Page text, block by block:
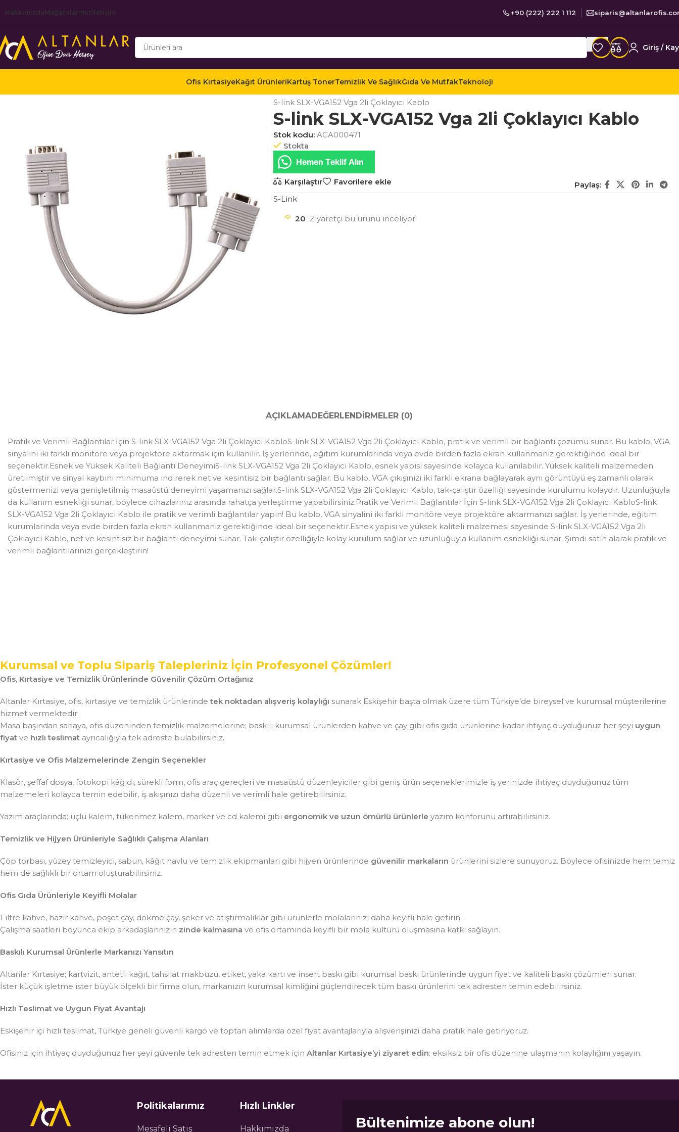
HakkımızdaMağazalarımız İletişim +90 (222) 222 1 112
Giriş /
Ofis KırtasiyeKağıt ÜrünleriKartuş TonerTemizlik Ve SağlıkGıda Ve MutfakTeknoloji
S-link SLX-VGA152 Vga 2li Çoklayıcı Kablo
S-link SLX-VGA152 Vga 2li Çoklayıcı Kablo
Stok kodu: ACA000471
Stokta
Hemen Teklif Alın
Karşılaştır Favorilere ekle
Paylaş:
S-Link
20 Ziyaretçi bu ürünü inceliyor!
AÇIKLAMADEĞERLENDIRMELER (0)
Pratik ve Verimli Bağlantılar İçin S-link SLX-VGA152 Vga 2li Çoklayıcı KabloS-link SLX-VGA152 Vga 2li Çoklayıcı Kablo, pratik ve verimli bir bağlantı çözümü sunar. Bu kablo, VGA
sinyalini iki farklı monitöre veya projektöre aktarmak için kullanılır. İş yerlerinde, eğitim kurumlarında veya evde birden fazla ekran kullanmanız gerektiğinde ideal bir
seçenektir.Esnek ve Yüksek Kaliteli Bağlantı DeneyimiS-link SLX-VGA152 Vga 2li Çoklayıcı Kablo, esnek yapısı sayesinde kolayca kullanılabilir. Yüksek kaliteli malzemeden
üretilmiştir ve sinyal kaybını minimuma indirerek net ve kesintisiz bir bağlantı sağlar. Bu kablo, VGA çıkışınızı iki farklı ekrana bağlayarak aynı görüntüyü eş zamanlı olarak
göstermenizi veya genişletilmiş masaüstü deneyimi yaşamanızı sağlar.S-link SLX-VGA152 Vga 2li Çoklayıcı Kablo, tak-çalıştır özelliği sayesinde kurulumu kolaydır. Uzunluğuyla
da kullanım esnekliği sunar, böylece cihazlarınız arasında rahatça yerleştirme yapabilirsiniz.Pratik ve Verimli Bağlantılar İçin S-link SLX-VGA152 Vga 2li Çoklayıcı KabloS-link
SLX-VGA152 Vga 2li Çoklayıcı Kablo ile pratik ve verimli bağlantılar yapın! Bu kablo, VGA sinyalini iki farklı monitöre veya projektöre aktarmanızı sağlar. İş yerlerinde, eğitim
kurumlarında veya evde birden fazla ekran kullanmanız gerektiğinde ideal bir seçenektir.Esnek yapısı ve yüksek kaliteli malzemesi sayesinde S-link SLX-VGA152 Vga 2li
Çoklayıcı Kablo, net ve kesintisiz bir bağlantı deneyimi sunar. Tak-çalıştır özelliğiyle kolay kurulum sağlar ve uzunluğuyla kullanım esnekliği sunar. Şimdi satın alarak pratik ve
verimli bağlantılarınızı gerçekleştirin!
Kurumsal ve Toplu Sipariş Talepleriniz İçin Profesyonel Çözümler!
Ofis, Kırtasiye ve Temizlik Ürünlerinde Güvenilir Çözüm Ortağınız
Altanlar Kırtasiye, ofis, kırtasiye ve temizlik ürünlerindetek noktadan alışveriş kolaylığı sunarak Eskişehir başta olmak üzere tüm Türkiye’de bireysel ve kurumsal müşterilerine
hizmet vermektedir.
Masa başından sahaya, ofis düzeninden temizlik malzemelerine; baskılı kurumsal ürünlerden kahve ve çay gibi ofis gıda ürünlerine kadar ihtiyaç duyduğunuz her şeyi uygun
fiyat ve hızlı teslimat ayrıcalığıyla tek adreste bulabilirsiniz.
Kırtasiye ve Ofis Malzemelerinde Zengin Seçenekler
Klasör, şeffaf dosya, fotokopi kâğıdı, sürekli form, ofis araç gereçleri ve masaüstü düzenleyiciler gibi geniş ürün seçeneklerimizle iş yerinizde ihtiyaç duyduğunuz tüm
malzemeleri kolayca temin edebilir, iş akışınızı daha düzenli ve verimli hale getirebilirsiniz.
Yazım araçlarında; uçlu kalem, tükenmez kalem, marker ve cd kalemi gibi ergonomik ve uzun ömürlü ürünlerle yazım konforunu artırabilirsiniz.
Temizlik ve Hijyen Ürünleriyle Sağlıklı Çalışma Alanları
Çöp torbası, yüzey temizleyici, sabun, kâğıt havlu ve temizlik ekipmanları gibi hijyen ürünlerinde güvenilir markaların ürünlerini sizlere sunuyoruz. Böylece ofisinizde hem temiz
hem de sağlıklı bir ortam oluşturabilirsiniz.
Ofis Gıda Ürünleriyle Keyifli Molalar
Filtre kahve, hazır kahve, poşet çay, dökme çay, şeker ve atıştırmalıklar gibi ürünlerle molalarınızı daha keyifli hale getirin.
Çalışma saatleri boyunca ekip arkadaşlarınızın zinde kalmasına ve ofis ortamında keyifli bir mola kültürü oluşmasına katkı sağlayın.
Baskılı Kurumsal Ürünlerle Markanızı Yansıtın
Altanlar Kırtasiye; kartvizit, antetli kağıt, tahsilat makbuzu, etiket, yaka kartı ve insert baskı gibi kurumsal baskı ürünlerinde uygun fiyat ve kaliteli baskı çözümleri sunar.
İster küçük işletme ister büyük ölçekli bir firma olun, markanızın kurumsal kimliğini güçlendirecek tüm baskı ürünlerini tek adresten temin edebilirsiniz.
Hızlı Teslimat ve Uygun Fiyat Avantajı
Eskişehir içi hızlı teslimat, Türkiye geneli güvenli kargo ve toptan alımlarda özel fiyat avantajlarıyla alışverişinizi daha pratik hale getiriyoruz.
Ofisiniz için ihtiyaç duyduğunuz her şeyi güvenle tek adresten temin etmek için Altanlar Kırtasiye’yi ziyaret edin; eksiksiz bir ofis düzenine ulaşmanın kolaylığını yaşayın.
Politikalarımız
Mesafeli Satış
Hızlı Linkler
Hakkımızda Bültenimize abone olun!